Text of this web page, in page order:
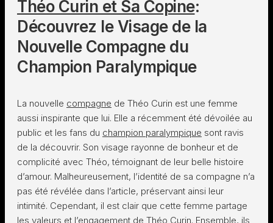
Théo Curin et Sa Copine:
Découvrez le Visage de la
Nouvelle Compagne du
Champion Paralympique
La nouvelle compagne de Théo Curin est une femme
aussi inspirante que lui. Elle a récemment été dévoilée au
public et les fans du champion paralympique sont ravis
de la découvrir. Son visage rayonne de bonheur et de
complicité avec Théo, témoignant de leur belle histoire
d’amour. Malheureusement, l’identité de sa compagne n’a
pas été révélée dans l’article, préservant ainsi leur
intimité. Cependant, il est clair que cette femme partage
les valeurs et l’engagement de Théo Curin. Ensemble, ils